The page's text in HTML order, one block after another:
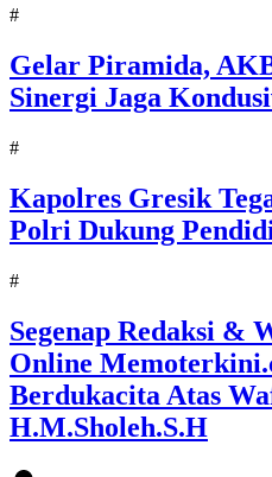
#
Gelar Piramida,
Sinergi Jaga
#
Kapolres Gresik
Polri Dukung
#
Segenap Redaksi &
Online
Berdukacita Atas
H.M.Sholeh.S.H